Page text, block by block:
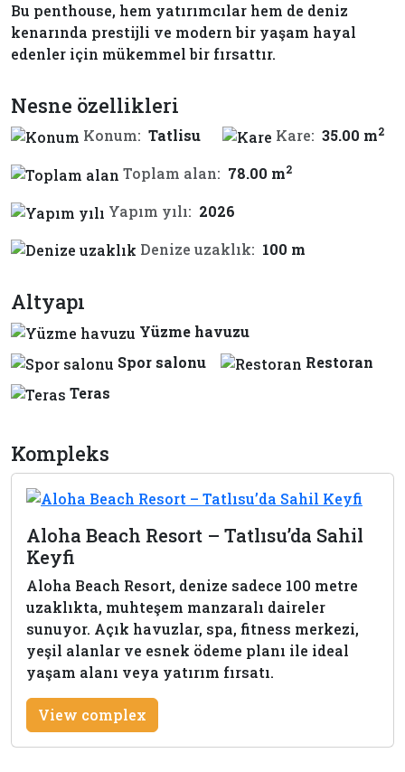
Bu penthouse, hem yatırımcılar hem de deniz
kenarında prestijli ve modern bir yaşam hayal
edenler için mükemmel bir fırsattır.
Nesne özellikleri
Konum: Tatlisu Kare: 35.00 m2
Toplam alan: 78.00 m2
Yapım yılı: 2026
Denize uzaklık: 100 m
Altyapı
Yüzme havuzu
Spor salonu
Restoran
Teras
Kompleks
Aloha Beach Resort – Tatlısu’da Sahil
Keyfi
Aloha Beach Resort, denize sadece 100 metre
uzaklıkta, muhteşem manzaralı daireler
sunuyor. Açık havuzlar, spa, fitness merkezi,
yeşil alanlar ve esnek ödeme planı ile ideal
yaşam alanı veya yatırım fırsatı.
View complex